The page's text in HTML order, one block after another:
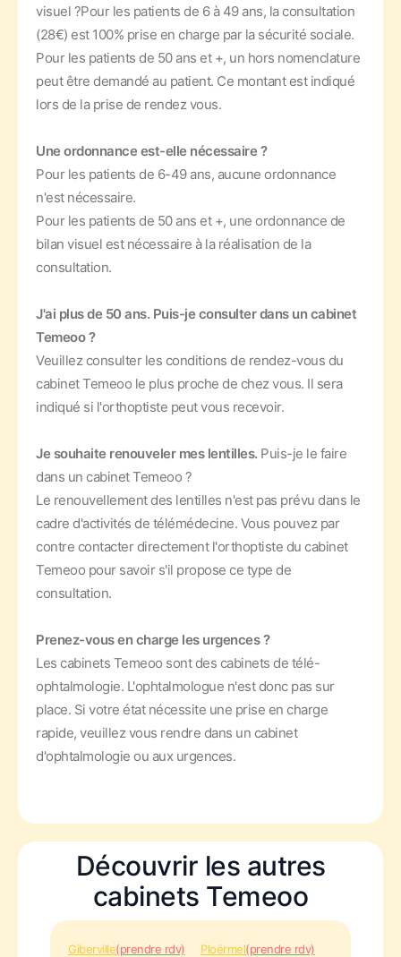
visuel ?Pour les patients de 6 à 49 ans, la consultation
(28€) est 100% prise en charge par la sécurité sociale.
Pour les patients de 50 ans et +, un hors nomenclature
peut être demandé au patient. Ce montant est indiqué
lors de la prise de rendez vous.
Une ordonnance est-elle nécessaire ?
Pour les patients de 6-49 ans, aucune ordonnance
n'est nécessaire.
Pour les patients de 50 ans et +, une ordonnance de
bilan visuel est nécessaire à la réalisation de la
consultation.
J'ai plus de 50 ans. Puis-je consulter dans un cabinet
Temeoo ?
Veuillez consulter les conditions de rendez-vous du
cabinet Temeoo le plus proche de chez vous. Il sera
indiqué si l'orthoptiste peut vous recevoir.
Je souhaite renouveler mes lentilles. Puis-je le faire
dans un cabinet Temeoo ?
Le renouvellement des lentilles n'est pas prévu dans le
cadre d'activités de télémédecine. Vous pouvez par
contre contacter directement l'orthoptiste du cabinet
Temeoo pour savoir s'il propose ce type de
consultation.
Prenez-vous en charge les urgences ?
Les cabinets Temeoo sont des cabinets de télé-
ophtalmologie. L'ophtalmologue n'est donc pas sur
place. Si votre état nécessite une prise en charge
rapide, veuillez vous rendre dans un cabinet
d'ophtalmologie ou aux urgences.
Découvrir les autres
cabinets Temeoo
Giberville(prendre rdv) Ploërmel(prendre rdv)